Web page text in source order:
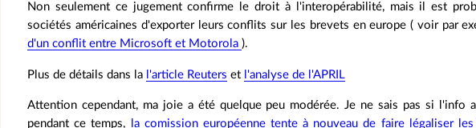
Non seulement ce jugement confirme le droit à l'interopérabilité, mais il est
sociétés américaines d'exporter leurs conflits sur les brevets en europe ( voir par
d'un conflit entre Microsoft et Motorola ).
Plus de détails dans la l'article Reuters et l'analyse de l'APRIL
Attention cependant, ma joie a été quelque peu modérée. Je ne sais pas si l'info
pendant ce temps,
la comission européenne tente à nouveau de faire légaliser